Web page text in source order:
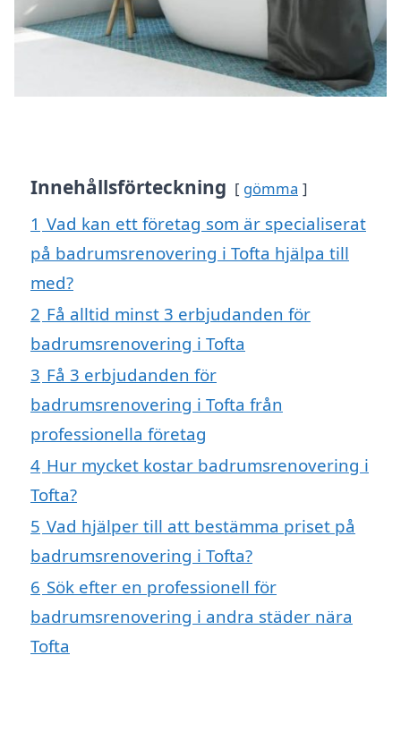
Innehållsförteckning gömma
1 Vad kan ett företag som är specialiserat
på badrumsrenovering i Tofta hjälpa till
med?
2 Få alltid minst 3 erbjudanden för
badrumsrenovering i Tofta
3 Få 3 erbjudanden för
badrumsrenovering i Tofta från
professionella företag
4 Hur mycket kostar badrumsrenovering i
Tofta?
5 Vad hjälper till att bestämma priset på
badrumsrenovering i Tofta?
6 Sök efter en professionell för
badrumsrenovering i andra städer nära
Tofta